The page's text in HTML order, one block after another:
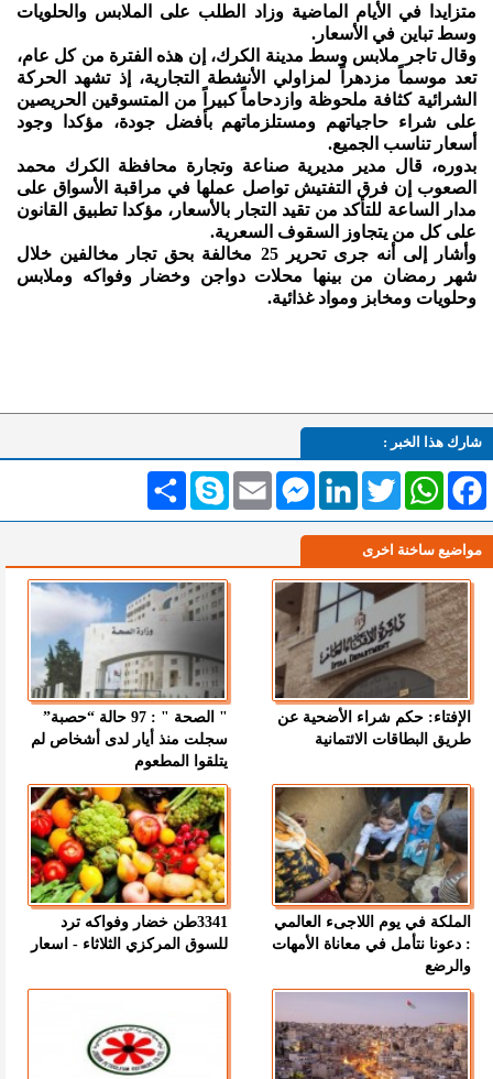
متزايدا في الأيام الماضية وزاد الطلب على الملابس والحلويات
وسط تباين في الأسعار.
وقال تاجر ملابس وسط مدينة الكرك، إن هذه الفترة من كل عام،
تعد موسماً مزدهراً لمزاولي الأنشطة التجارية، إذ تشهد الحركة
الشرائية كثافة ملحوظة وازدحاماً كبيراً من المتسوقين الحريصين
على شراء حاجياتهم ومستلزماتهم بأفضل جودة، مؤكدا وجود
أسعار تناسب الجميع.
بدوره، قال مدير مديرية صناعة وتجارة محافظة الكرك محمد
الصعوب إن فرق التفتيش تواصل عملها في مراقبة الأسواق على
مدار الساعة للتأكد من تقيد التجار بالأسعار، مؤكدا تطبيق القانون
على كل من يتجاوز السقوف السعرية.
وأشار إلى أنه جرى تحرير 25 مخالفة بحق تجار مخالفين خلال
شهر رمضان من بينها محلات دواجن وخضار وفواكه وملابس
وحلويات ومخابز ومواد غذائية.
شارك هذا الخبر :
انشر Skype Email
MessengerLinkedInTwitterWhatsAppFacebook
مواضيع ساخنة اخرى
الإفتاء: حكم شراء الأضحية عن
طريق البطاقات الائتمانية
" الصحة " : 97 حالة “حصبة”
سجلت منذ أيار لدى أشخاص لم
يتلقوا المطعوم
الملكة في يوم اللاجىء العالمي
: دعونا نتأمل في معاناة الأمهات
والرضع
3341طن خضار وفواكه ترد
للسوق المركزي الثلاثاء - اسعار